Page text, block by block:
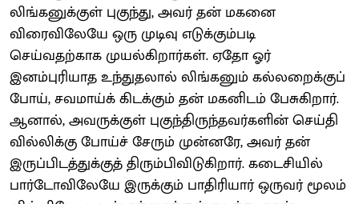
லிங்கனுக்குள் புகுந்து, அவர் தன் மகனை
விரைவிலேயே ஒரு முடிவு எடுக்கும்படி
செய்வதற்காக முயல்கிறார்கள். ஏதோ ஓர்
இனம்புரியாத உந்துதலால் லிங்கனும் கல்லறைக்குப்
போய், சவமாய்க் கிடக்கும் தன் மகனிடம் பேசுகிறார்.
ஆனால், அவருக்குள் புகுந்திருந்தவர்களின் செய்தி
வில்லிக்கு போய்ச் சேரும் முன்னரே, அவர் தன்
இருப்பிடத்துக்குத் திரும்பிவிடுகிறார். கடைசியில்
பார்டோவிலேயே இருக்கும் பாதிரியார் ஒருவர் மூலம்